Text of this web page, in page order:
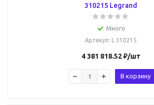
310215 Legrand
Много
Артикул: L 310215
4 381 818.52₽/шт
В корзину